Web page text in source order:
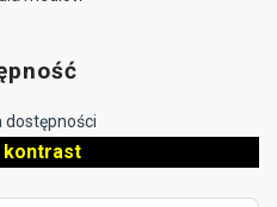
dostępności
kontrast